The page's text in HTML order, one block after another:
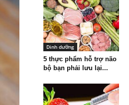
Dinh dưỡng
5 thực phẩm hỗ trợ não
bộ bạn phải lưu lại...